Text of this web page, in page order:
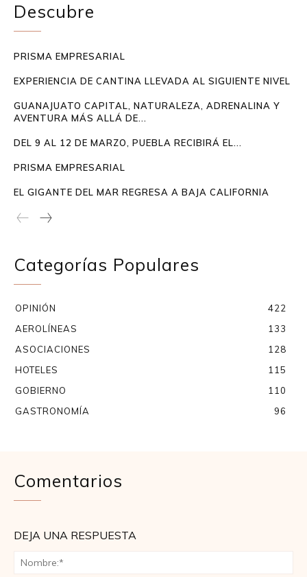
Descubre
PRISMA EMPRESARIAL
EXPERIENCIA DE CANTINA LLEVADA AL SIGUIENTE NIVEL
GUANAJUATO CAPITAL, NATURALEZA, ADRENALINA Y
AVENTURA MÁS ALLÁ DE...
DEL 9 AL 12 DE MARZO, PUEBLA RECIBIRÁ EL...
PRISMA EMPRESARIAL
EL GIGANTE DEL MAR REGRESA A BAJA CALIFORNIA
Categorías Populares
OPINIÓN
422
AEROLÍNEAS
133
ASOCIACIONES
128
HOTELES
115
GOBIERNO
110
GASTRONOMÍA
96
Comentarios
DEJA UNA RESPUESTA